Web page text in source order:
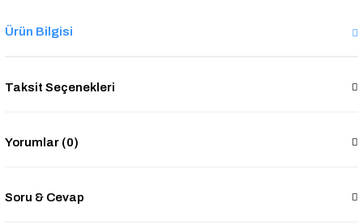
Ürün Bilgisi
Taksit Seçenekleri
Yorumlar (0)
Soru & Cevap